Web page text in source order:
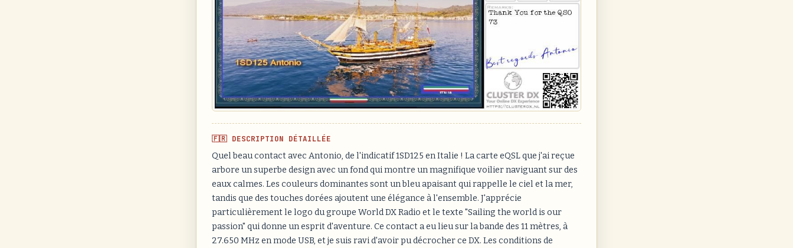
🇫🇷 DESCRIPTION DÉTAILLÉE
Quel beau contact avec Antonio, de l'indicatif 1SD125 en Italie ! La carte eQSL que j'ai reçue
arbore un superbe design avec un fond qui montre un magnifique voilier naviguant sur des
eaux calmes. Les couleurs dominantes sont un bleu apaisant qui rappelle le ciel et la mer,
tandis que des touches dorées ajoutent une élégance à l'ensemble. J'apprécie
particulièrement le logo du groupe World DX Radio et le texte "Sailing the world is our
passion" qui donne un esprit d'aventure. Ce contact a eu lieu sur la bande des 11 mètres, à
27.650 MHz en mode USB, et je suis ravi d'avoir pu décrocher ce DX. Les conditions de